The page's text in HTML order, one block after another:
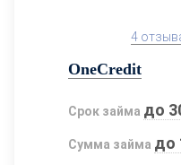
4
OneCredit
Срок займа до
Сумма займа до